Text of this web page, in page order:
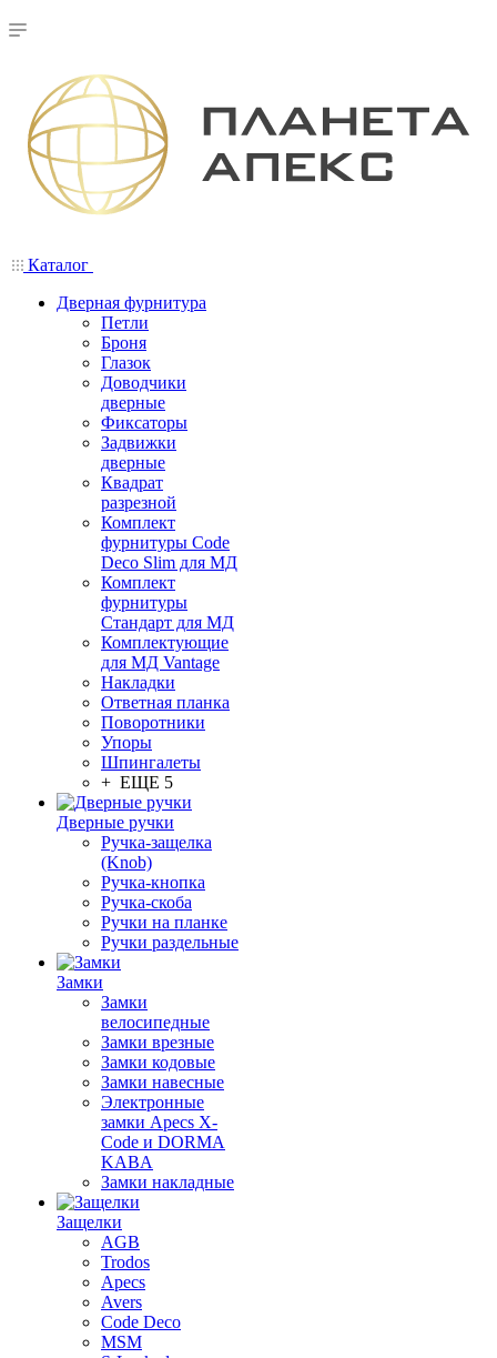
Каталог
Дверная фурнитура
Петли
Броня
Глазок
Доводчики
дверные
Фиксаторы
Задвижки
дверные
Квадрат
разрезной
Комплект
фурнитуры Code
Deco Slim для МД
Комплект
фурнитуры
Стандарт для МД
Комплектующие
для МД Vantage
Накладки
Ответная планка
Поворотники
Упоры
Шпингалеты
+ ЕЩЕ 5
Дверные ручки
Ручка-защелка
(Knob)
Ручка-кнопка
Ручка-скоба
Ручки на планке
Ручки раздельные
Замки
Замки
велосипедные
Замки врезные
Замки кодовые
Замки навесные
Электронные
замки Apecs X-
Code и DORMA
KABA
Замки накладные
Защелки
AGB
Trodos
Apecs
Avers
Code Deco
MSM